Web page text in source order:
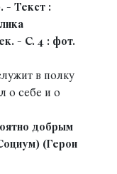
- Текст :
- С. 4 : фот.
в полку
о себе и о
добрым
(Герои